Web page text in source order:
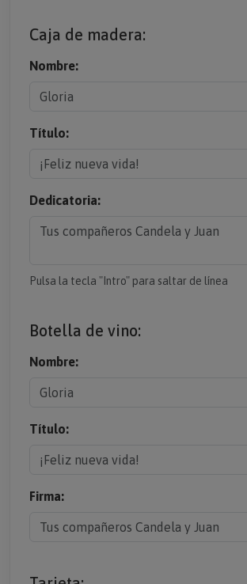
Caja de madera:
Nombre:
Título:
Dedicatoria:
Pulsa la tecla "Intro" para saltar de línea
Botella de vino:
Nombre:
Título:
Firma: